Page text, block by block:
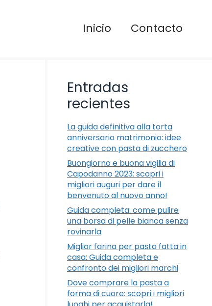
Inicio Contacto
Entradas
recientes
La guida definitiva alla torta
anniversario matrimonio: idee
creative con pasta di zucchero
Buongiorno e buona vigilia di
Capodanno 2023: scopri i
migliori auguri per dare il
benvenuto al nuovo anno!
Guida completa: come pulire
una borsa di pelle bianca senza
rovinarla
Miglior farina per pasta fatta in
casa: Guida completa e
confronto dei migliori marchi
Dove comprare la pasta a
forma di cuore: scopri i migliori